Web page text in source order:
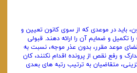
باید در موعدی که از سوی کانون تعیین و
تکمیل و ضمایم آن را ارائه دهند. قبولی
موعد مقرر، بدون عذر موجه، نسبت به
و رفع نقص از پرونده اقدام نکنند، کان
متقاضیان به ترتیب رتبه‌ های بعدی